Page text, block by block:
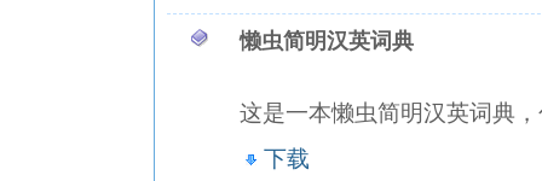
懒虫简明汉英词典
这是一本懒虫简明汉英词典
下载